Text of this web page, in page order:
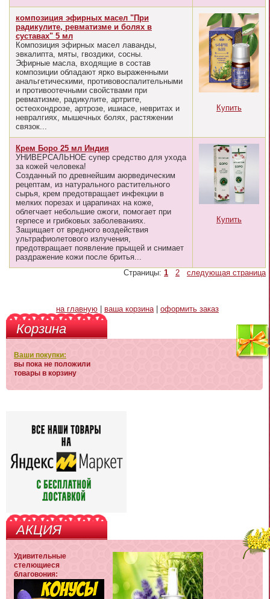
композиция эфирных масел "При
радикулите, ревматизме и болях в
суставах" 5 мл
Композиция эфирных масел лаванды,
эвкалипта, мяты, гвоздики, сосны.
Эфирные масла, входящие в состав
композиции обладают ярко выраженными
анальгетическими, противовоспалительными
и противоотечными свойствами при
ревматизме, радикулите, артрите,
остеохондрозе, артрозе, ишиасе, невритах и
невралгиях, мышечных болях, растяжении
связок...
Купить
Крем Бoрo 25 мл Индия
УНИВЕРСАЛЬНОЕ супер средство для ухода
за кожей человека!
Созданный по древнейшим аюрведическим
рецептам, из натурального растительного
сырья, крем предотвращает инфекции в
мелких порезах и царапинах на коже,
облегчает небольшие ожоги, помогает при
герпесе и грибковых заболеваниях.
Защищает от вредного воздействия
ультрафиолетового излучения,
предотвращает появление прыщей и снимает
раздражение кожи после бритья...
Купить
Страницы: 1 2 следующая страница
на главную | ваша корзина | оформить заказ
Корзина
Ваши покупки:
вы пока не положили
товары в корзину
АКЦИЯ
Удивительные
стелющиеся
благовония: